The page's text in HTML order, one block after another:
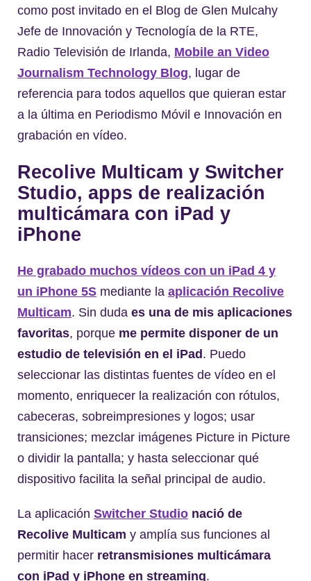
como post invitado en el Blog de Glen Mulcahy
Jefe de Innovación y Tecnología de la RTE,
Radio Televisión de Irlanda, Mobile an Video
Journalism Technology Blog, lugar de
referencia para todos aquellos que quieran estar
a la última en Periodismo Móvil e Innovación en
grabación en vídeo.
Recolive Multicam y Switcher
Studio, apps de realización
multicámara con iPad y
iPhone
He grabado muchos vídeos con un iPad 4 y
un iPhone 5S mediante la aplicación Recolive
Multicam. Sin duda es una de mis aplicaciones
favoritas, porque me permite disponer de un
estudio de televisión en el iPad . Puedo
seleccionar las distintas fuentes de vídeo en el
momento, enriquecer la realización con rótulos,
cabeceras, sobreimpresiones y logos; usar
transiciones; mezclar imágenes Picture in Picture
o dividir la pantalla; y hasta seleccionar qué
dispositivo facilita la señal principal de audio.
La aplicación Switcher Studio nació de
Recolive Multicam y amplía sus funciones al
permitir hacer retransmisiones multicámara
con iPad y iPhone en streaming.